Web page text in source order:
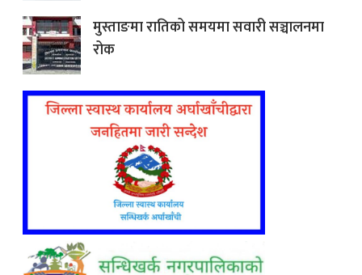
मुस्ताङमा रातिको समयमा सवारी सञ्चालनमा
रोक